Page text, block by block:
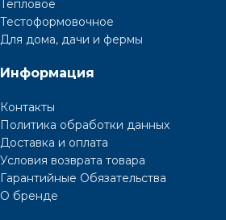
Тепловое
Тестоформовочное
Для дома, дачи и фермы
Информация
Контакты
Политика обработки данных
Доставка и оплата
Условия возврата товара
Гарантийные Обязательства
О бренде